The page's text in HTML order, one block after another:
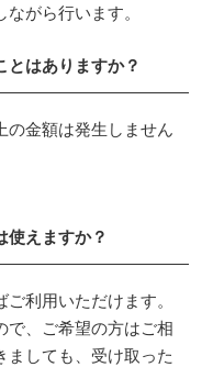
がら行います。
とはありますか？
の金額は発生しません
使えますか？
利用いただけます。
で、ご希望の方はご相
ましても、受け取った